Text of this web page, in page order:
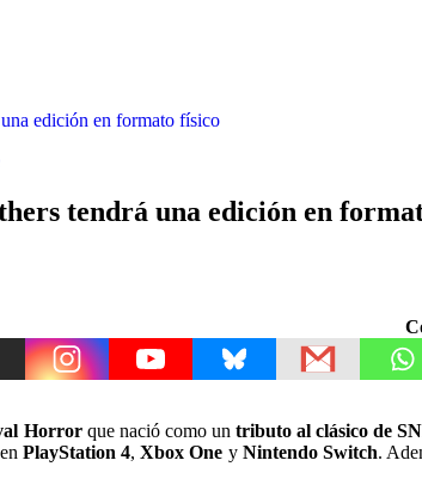
edición en formato físico
tendrá una edición en
Horrorque nació como untributo al clásico de
PlayStation 4,Xbox One y Nintendo Switch.